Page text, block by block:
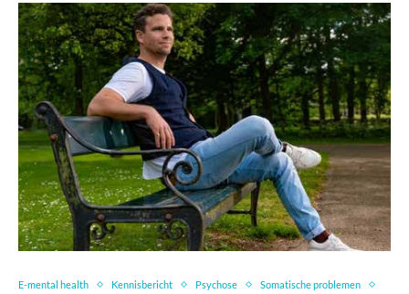
E-mental health Kennisbericht Psychose
Somatische problemen